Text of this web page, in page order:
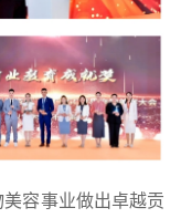
容事业做出卓越贡